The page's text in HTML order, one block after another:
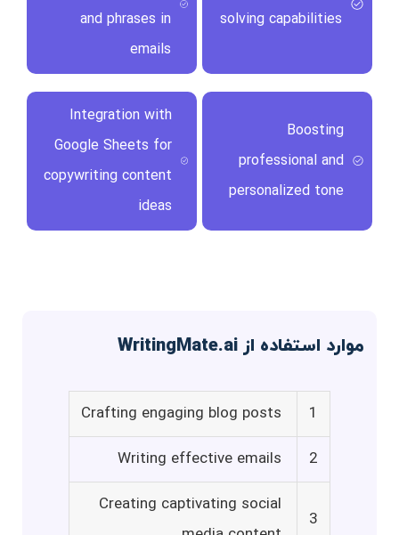
solving capabilities
and phrases in
emails
Boosting
professional and
personalized tone
Integration with
Google Sheets for
copywriting content
ideas
موارد استفاده از WritingMate.ai
1
Crafting engaging blog posts
2
Writing effective emails
3
Creating captivating social